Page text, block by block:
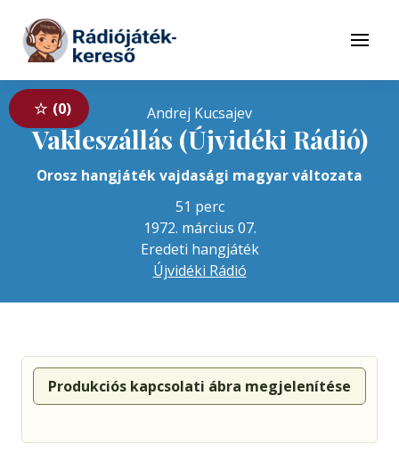
Tovább a tartalomhoz
Menü
0 Andrej Kucsajev
Vakleszállás (Újvidéki Rádió)
Orosz hangjáték vajdasági magyar változata
51 perc
1972. március 07.
Eredeti hangjáték
Újvidéki Rádió
Produkciós kapcsolati ábra megjelenítése